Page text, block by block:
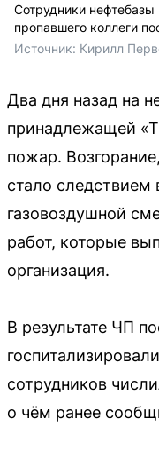
Сотрудники
пропавшего коллеги
Источник: Кирилл
Два дня назад на
принадлежащей
пожар.
стало следствием
газовоздушной
работ, которые
организация.
В результате ЧП
сотрудников
о чём ранее